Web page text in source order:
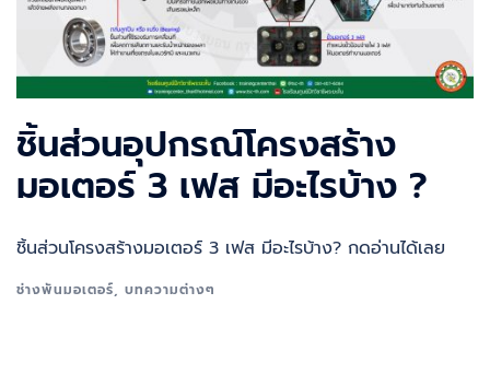
ชิ้นส่วนอุปกรณ์โครงสร้าง
มอเตอร์ 3 เฟส มีอะไรบ้าง ?
ชิ้นส่วนโครงสร้างมอเตอร์ 3 เฟส มีอะไรบ้าง? กดอ่านได้เลย
ช่างพันมอเตอร์ บทความต่างๆ